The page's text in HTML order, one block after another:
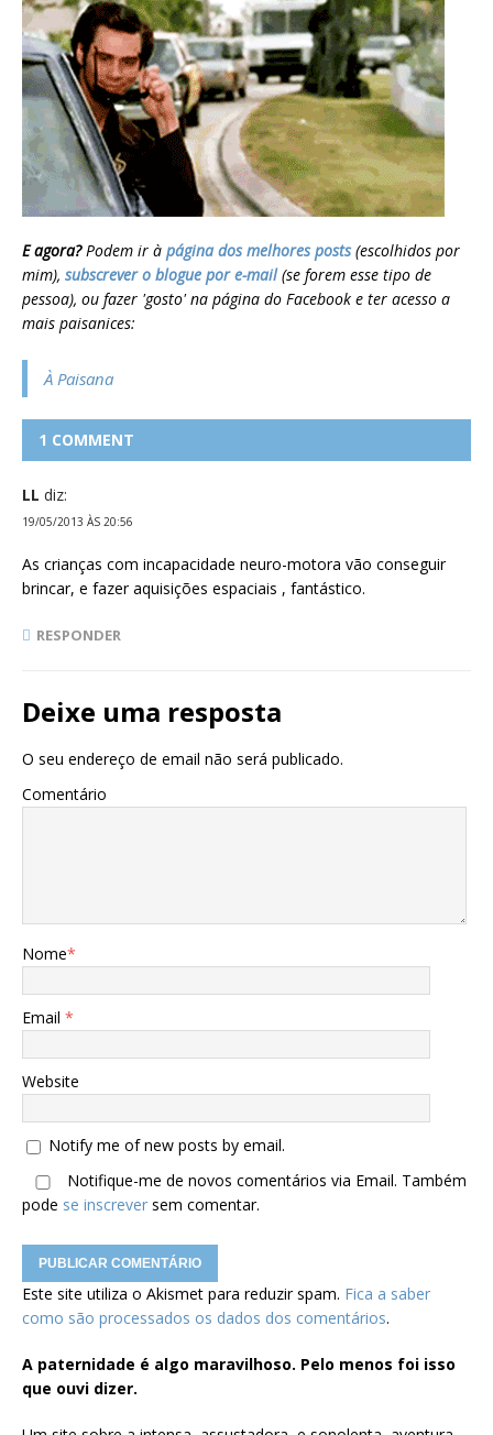
E agora?Podem ir à página dos melhores posts(escolhidos por
mim), subscrever o blogue por e-mail(se forem esse tipo de
pessoa), ou fazer 'gosto' na página do Facebook e ter acesso a
mais paisanices:
À Paisana
1 COMMENT
LL diz:
19/05/2013 ÀS 20:56
As crianças com incapacidade neuro-motora vão conseguir
brincar, e fazer aquisições espaciais , fantástico.
RESPONDER
Deixe uma resposta
O seu endereço de email não será publicado.
Comentário
Nome*
Email *
Website
Notify me of new posts by email.
Notifique-me de novos comentários via Email. Também
pode se inscrever sem comentar.
Este site utiliza o Akismet para reduzir spam. Fica a saber
como são processados os dados dos comentários.
A paternidade é algo maravilhoso. Pelo menos foi isso
que ouvi dizer.